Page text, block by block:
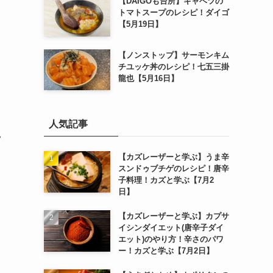
トマトスープのレシピ！ダイゴ
【5月19日】
【ノンストップ】サーモンキム
チユッケ丼のレシピ！七五三掛
龍也【5月16日】
人気記事
【カズレーザーと学ぶ】うま辛
スンドゥブチゲのレシピ！唐辛
子料理！カズと学ぶ【7月2
日】
【カズレーザーと学ぶ】カプサ
イシンダイエット(唐辛子ダイ
エット)のやり方！辛さのパワ
ー！カズと学ぶ【7月2日】